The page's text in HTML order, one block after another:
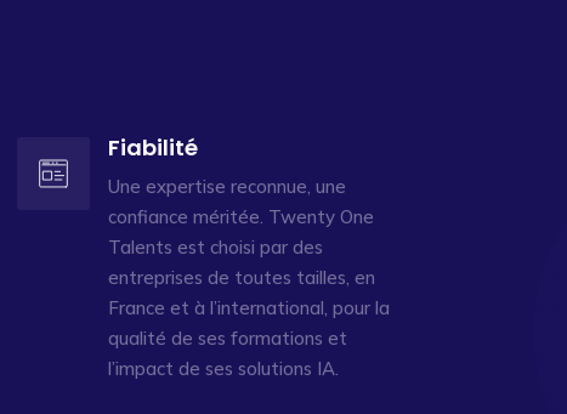
Fiabilité
Une expertise reconnue, une
confiance méritée. Twenty One
Talents est choisi par des
entreprises de toutes tailles, en
France et à l’international, pour la
qualité de ses formations et
l’impact de ses solutions IA.